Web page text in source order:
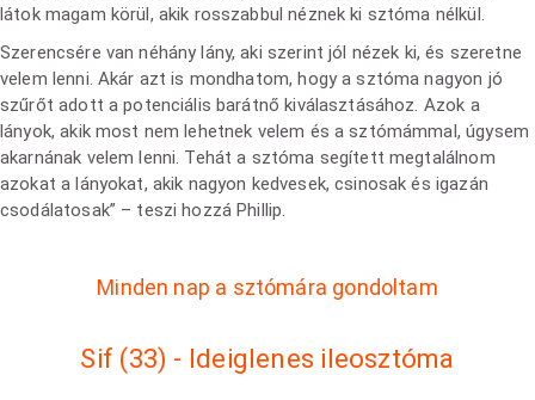
látok magam körül, akik rosszabbul néznek ki sztóma nélkül.
Szerencsére van néhány lány, aki szerint jól nézek ki, és szeretne
velem lenni. Akár azt is mondhatom, hogy a sztóma nagyon jó
szűrőt adott a potenciális barátnő kiválasztásához. Azok a
lányok, akik most nem lehetnek velem és a sztómámmal, úgysem
akarnának velem lenni. Tehát a sztóma segített megtalálnom
azokat a lányokat, akik nagyon kedvesek, csinosak és igazán
csodálatosak” – teszi hozzá Phillip.
Sif (33) - Ideiglenes ileosztóma
Minden nap a sztómára gondoltam